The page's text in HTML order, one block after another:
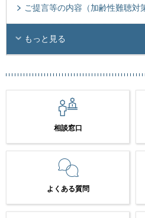
ご提言等の内容（加齢性難聴対
もっと見る
相談窓口
よくある質問